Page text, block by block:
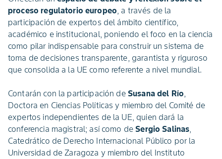
proceso regulatorio europeo, a través de la
participación de expertos del ámbito científico,
académico e institucional, poniendo el foco en la ciencia
como pilar indispensable para construir un sistema de
toma de decisiones transparente, garantista y riguroso
que consolida a la UE como referente a nivel mundial.
Contarán con la participación de Susana del Río,
Doctora en Ciencias Políticas y miembro del Comité de
expertos independientes de la UE, quien dará la
conferencia magistral; así como deSergio Salinas,
Catedrático de Derecho Internacional Público por la
Universidad de Zaragoza y miembro del Instituto